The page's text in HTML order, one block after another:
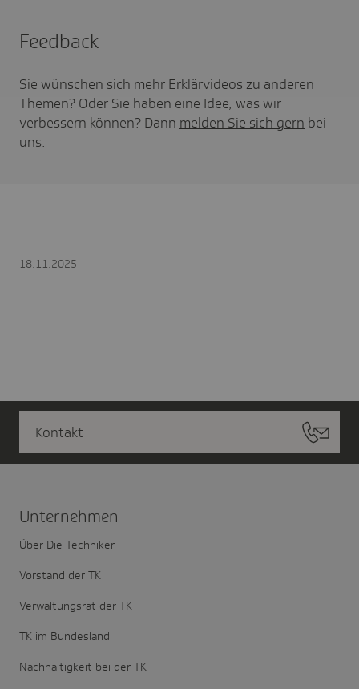
Feedback
Sie wünschen sich mehr Erklärvideos zu anderen
Themen? Oder Sie haben eine Idee, was wir
verbessern können? Dann melden Sie sich gern bei
uns.
18.11.2025
Kontakt
Unter­nehmen
Über Die Techniker
Vorstand der TK
Verwaltungsrat der TK
TK im Bundesland
Nachhaltigkeit bei der TK